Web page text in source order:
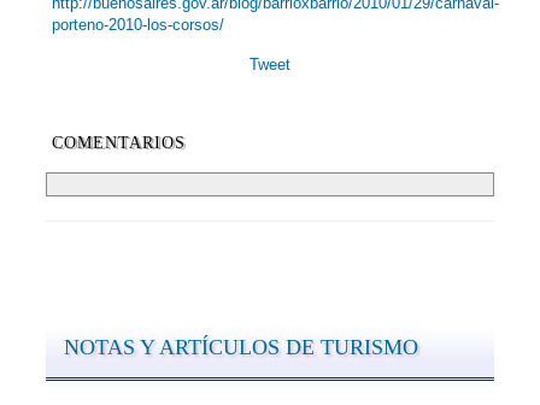
porteno-2010-los-corsos/
Tweet
COMENTARIOS
NOTAS Y ARTÍCULOS DE TURISMO